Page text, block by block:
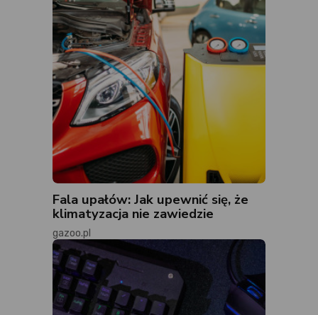
Fala upałów: Jak upewnić się, że
klimatyzacja nie zawiedzie
gazoo.pl